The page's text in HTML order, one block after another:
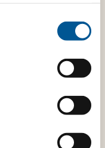
för både små
bland allt från
ostar, frukt och
fest, möte eller
tillagas med
råvaror från vår